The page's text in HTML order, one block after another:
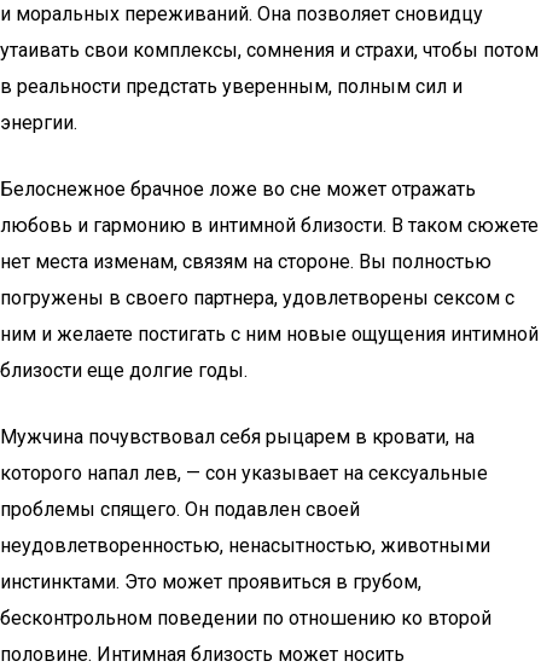
и моральных переживаний. Она позволяет сновидцу
утаивать свои комплексы, сомнения и страхи, чтобы потом
в реальности предстать уверенным, полным сил и
энергии.
Белоснежное брачное ложе во сне может отражать
любовь и гармонию в интимной близости. В таком сюжете
нет места изменам, связям на стороне. Вы полностью
погружены в своего партнера, удовлетворены сексом с
ним и желаете постигать с ним новые ощущения интимной
близости еще долгие годы.
Мужчина почувствовал себя рыцарем в кровати, на
которого напал лев, — сон указывает на сексуальные
проблемы спящего. Он подавлен своей
неудовлетворенностью, ненасытностью, животными
инстинктами. Это может проявиться в грубом,
бесконтрольном поведении по отношению ко второй
половине. Интимная близость может носить